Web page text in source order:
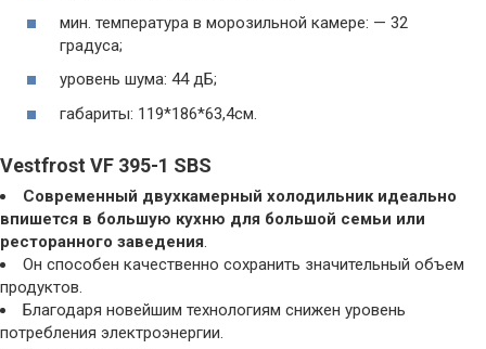
мин. температура в морозильной камере: — 32
градуса;
уровень шума: 44 дБ;
габариты: 119*186*63,4см.
Vestfrost VF 395-1 SBS
Современный двухкамерный холодильник идеально
впишется в большую кухню для большой семьи или
ресторанного заведения.
Он способен качественно сохранить значительный объем
продуктов.
Благодаря новейшим технологиям снижен уровень
потребления электроэнергии.